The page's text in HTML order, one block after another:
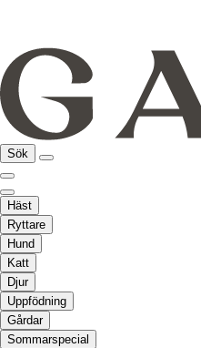
Sök
Häst
Ryttare
Hund
Katt
Djur
Uppfödning
Gårdar
Sommarspecial